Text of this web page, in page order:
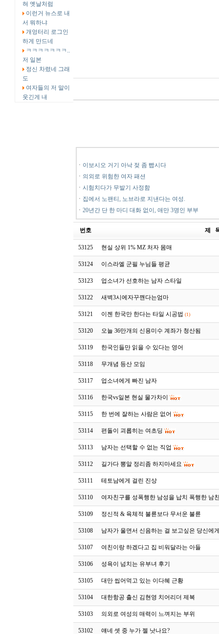
혀 옛날처럼
이런거 뉴스로 내
서 뭐하냐
개엉터리 로그인
하게 만드네
ㅋㅋㅋㅋㅋㅋㅋ..
저 일본
정신 차렸네 그래
도
여자들의 저 말이
웃긴게 내
ㆍ 이보시오 거기 아낙 젖 좀 빱시다
ㆍ 의외로 위험한 여자 패션
ㆍ 시험치다가 무발기 사정함
ㆍ 집에서 노팬티, 노브라로 지낸다는 여성.
ㆍ 20년간 단 한 마디 대화 없이, 애만 3명인 부부
번호 제
53125 현실 상위 1% MZ 처자 몸매
53124 이스라엘 군필 누님들 평균
53123 업소녀가 선호하는 남자 스타일
53122 새벽3시에자꾸깬다는엄마
53121 이젠 한국만 한다는 타일 시공법 (1)
53120 오늘 36만개의 신용미수 계좌가 청산됨
53119 한국인들만 읽을 수 있다는 영어
53118 무개념 등산 모임
53117 업소녀에게 빠진 남자
53116 한국vs일본 현실 물가차이
53115 한 번에 잘하는 사람은 없어
53114 편돌이 괴롭히는 여초딩
53113 남자는 선택할 수 없는 직업
53112 길가다 뽕알 정리좀 하지마세요
53111 테토남에게 걸린 진상
53110 여자친구를 성폭행한 남성을 납치 폭행한 남
53109 정신적 & 육체적 불륜보다 무서운 불륜
53108 남자가 울면서 신음하는 걸 보고싶은 당신에
53107 여친이랑 하겠다고 집 비워달라는 아들
53106 성욕이 넘치는 유부녀 후기
53105 대만 씹어먹고 있는 이다혜 근황
53104 대한항공 출신 김현영 치어리더 제복
53103 의외로 여성의 매력이 느껴지는 부위
53102 얘네 셋 중 누가 젤 낫나요?